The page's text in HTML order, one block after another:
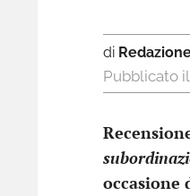
di
occasione